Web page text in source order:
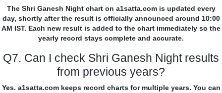
The Shri Ganesh Night chart on a1satta.com is updated every
day, shortly after the result is officially announced around 10:00
AM IST. Each new result is added to the chart immediately so the
yearly record stays complete and accurate.
Q7. Can I check Shri Ganesh Night results
from previous years?
Yes. a1satta.com keeps record charts for multiple years. You can